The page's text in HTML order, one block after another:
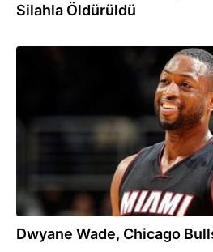
Silahla Öldürüldü
Dwyane Wade, Chicago